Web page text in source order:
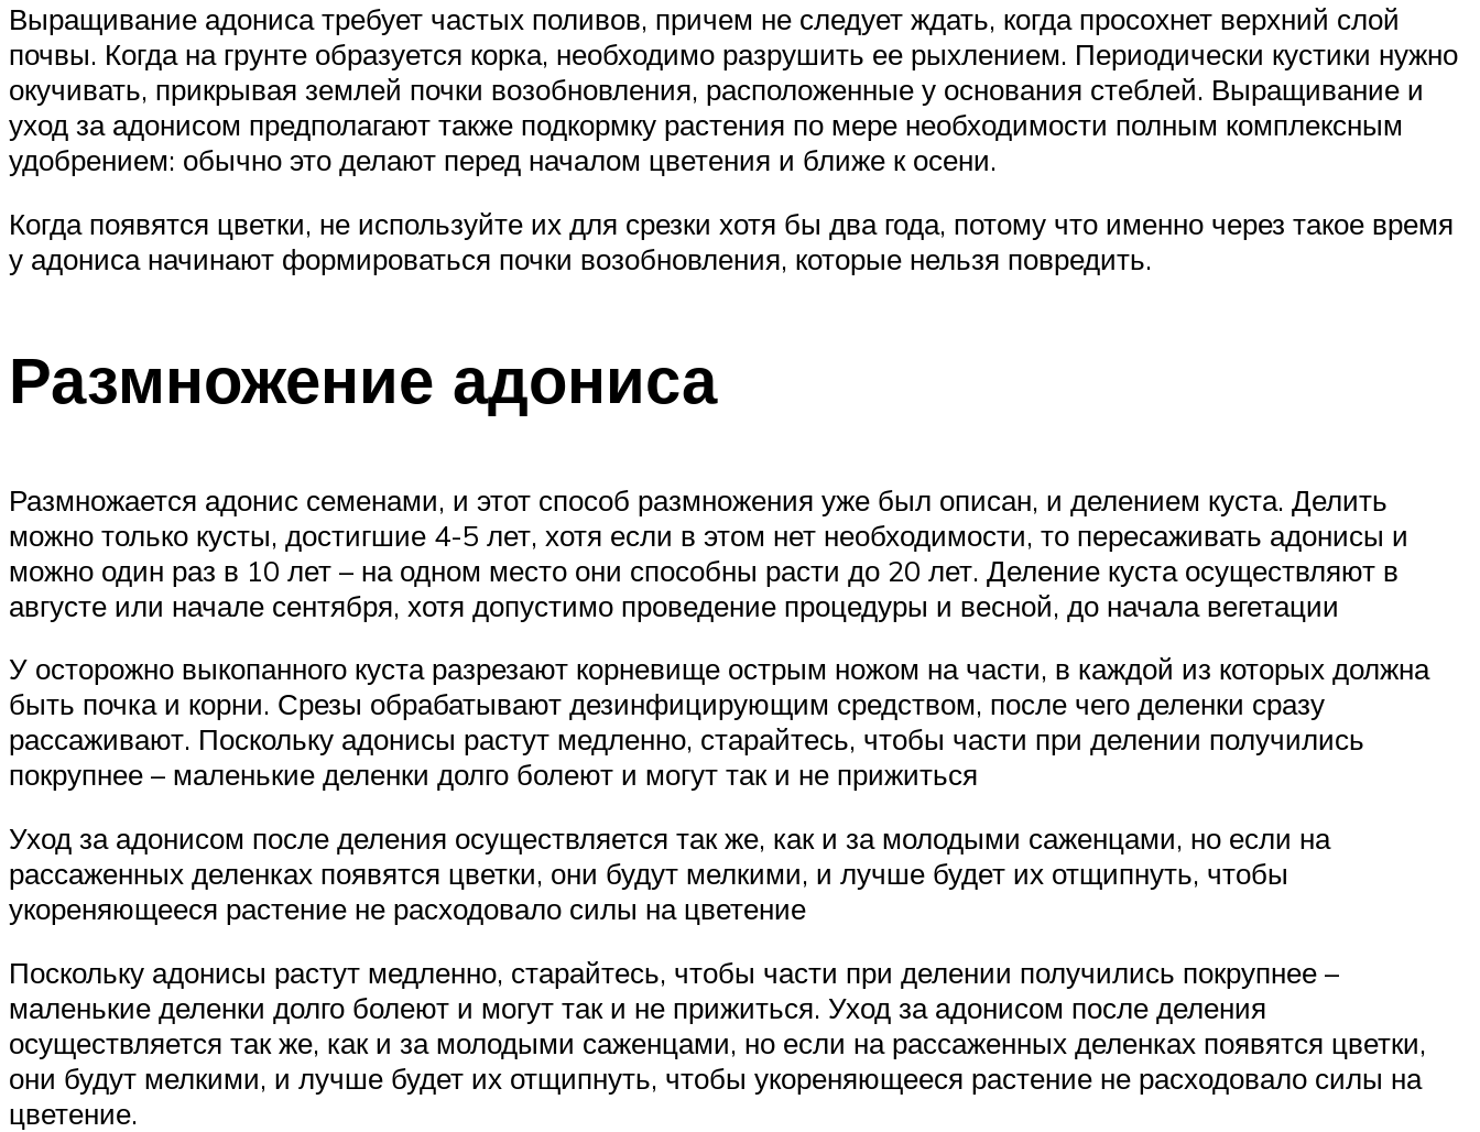
Выращивание адониса требует частых поливов, причем не следует ждать, когда просохнет верхний слой
почвы. Когда на грунте образуется корка, необходимо разрушить ее рыхлением. Периодически кустики нужно
окучивать, прикрывая землей почки возобновления, расположенные у основания стеблей. Выращивание и
уход за адонисом предполагают также подкормку растения по мере необходимости полным комплексным
удобрением: обычно это делают перед началом цветения и ближе к осени.
Когда появятся цветки, не используйте их для срезки хотя бы два года, потому что именно через такое время
у адониса начинают формироваться почки возобновления, которые нельзя повредить.
Размножение адониса
Размножается адонис семенами, и этот способ размножения уже был описан, и делением куста. Делить
можно только кусты, достигшие 4-5 лет, хотя если в этом нет необходимости, то пересаживать адонисы и
можно один раз в 10 лет – на одном место они способны расти до 20 лет. Деление куста осуществляют в
августе или начале сентября, хотя допустимо проведение процедуры и весной, до начала вегетации
У осторожно выкопанного куста разрезают корневище острым ножом на части, в каждой из которых должна
быть почка и корни. Срезы обрабатывают дезинфицирующим средством, после чего деленки сразу
рассаживают. Поскольку адонисы растут медленно, старайтесь, чтобы части при делении получились
покрупнее – маленькие деленки долго болеют и могут так и не прижиться
Уход за адонисом после деления осуществляется так же, как и за молодыми саженцами, но если на
рассаженных деленках появятся цветки, они будут мелкими, и лучше будет их отщипнуть, чтобы
укореняющееся растение не расходовало силы на цветение
Поскольку адонисы растут медленно, старайтесь, чтобы части при делении получились покрупнее –
маленькие деленки долго болеют и могут так и не прижиться. Уход за адонисом после деления
осуществляется так же, как и за молодыми саженцами, но если на рассаженных деленках появятся цветки,
они будут мелкими, и лучше будет их отщипнуть, чтобы укореняющееся растение не расходовало силы на
цветение.